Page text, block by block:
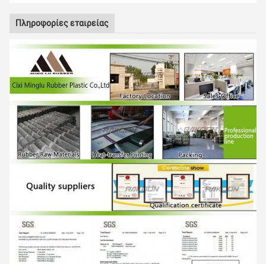
Πληροφορίες εταιρείας